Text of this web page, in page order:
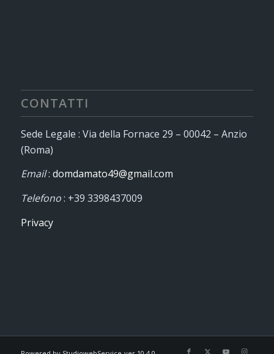
CONTATTI
Sede Legale : Via della Fornace 29 – 00042 – Anzio
(Roma)
Email: domdamato49@gmail.com
Telefono: +39 3398437009
Privacy